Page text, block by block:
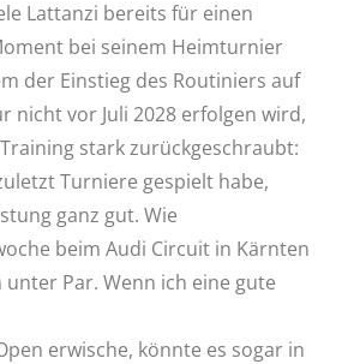
Lattanzi bereits für einen
bei seinem Heimturnier
der Einstieg des Routiniers auf
nicht vor Juli 2028 erfolgen wird,
stark zurückgeschraubt:
Turniere gespielt habe,
ganz gut. Wie
beim Audi Circuit in Kärnten
unter Par. Wenn ich eine gute
erwische, könnte es sogar in